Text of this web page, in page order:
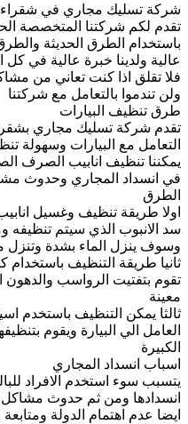
شركة تسليك مجاري في شقراء
تقدم لكم شركتنا المتخصصة
باستخدام الطرق الحديثة
عالية ولدينا خبرة عالية في كل
فلا تقلق اذا كنت تعاني من
ولن تندموا بالتعامل مع شركتنا
طرق تنظيف البيارات
تقدم شركة تسليك مجاري
التعامل مع البيارات وسهولة
يمكننا تنظيف انابيب الصرف
في انسداد المجاري وحدوث
الطرق
اولا طريقة تنظيف وغسيل
سد الانبوب الذي سيتم تنظيفه
وسوف ينزل الماء بشدة وتنزل
ثانيا طريقة التنظيف
تقوم بتفتيت الرواسب والدهون
معينة
ثالثا يمكن التنظيف باستخدم
العامل الي البيارة ويقوم
الكبيرة
اسباب انسداد المجاري
يتسبب سوء استخدم الافراد
انسدادها ومن ثم حدوث
ايضا عدم اهتمام الدولة